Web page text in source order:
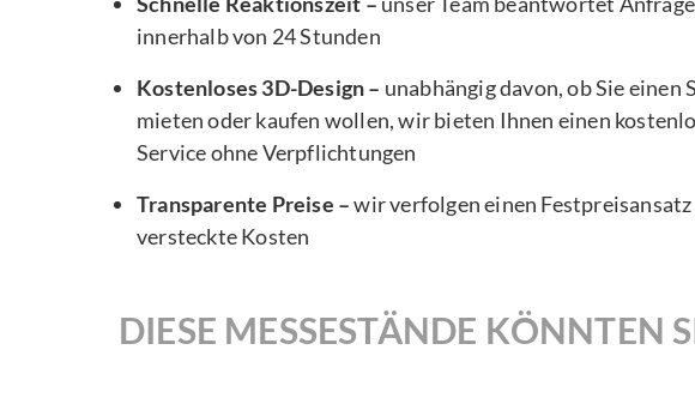
innerhalb von 24 Stunden
Kostenloses 3D-Design – unabhängig davon, ob Sie einen
mieten oder kaufen wollen, wir bieten Ihnen einen
Service ohne Verpflichtungen
Transparente Preise –wir verfolgen einen Festpreisansatz
versteckte Kosten
DIESE MESSESTÄNDE KÖNNTEN